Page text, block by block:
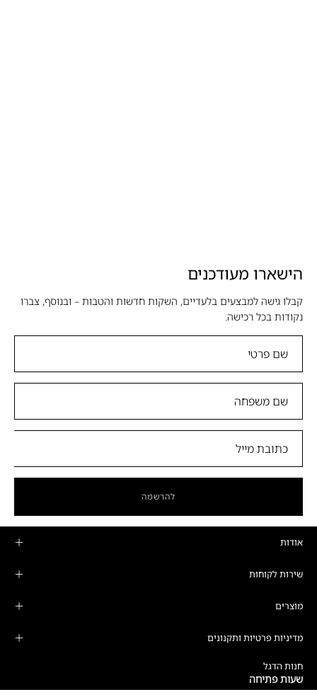
הישארו מעודכנים
קבלו גישה למבצעים בלעדיים, השקות חדשות והטבות – ובנוסף, צברו
נקודות בכל רכישה.
להרשמה
אודות
שירות לקוחות
מוצרים
מדיניות פרטיות ותקנונים
חנות הדגל
שעות פתיחה